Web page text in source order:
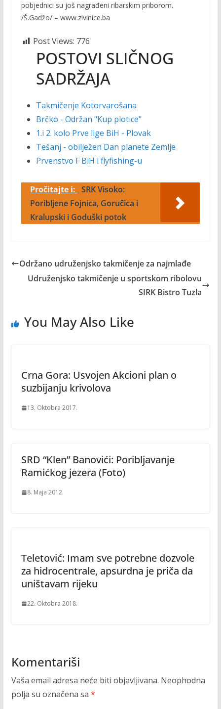
pobjednici su još nagrađeni ribarskim priborom.
/Š.Gadžo/ – www.zivinice.ba
Post Views: 776
POSTOVI SLIČNOG
SADRŽAJA
Takmičenje Kotorvarošana
Brčko - Održan "Kup plotice"
1.i 2. kolo Prve lige BiH - Plovak
Tešanj - obilježen Dan planete Zemlje
Prvenstvo F BiH i flyfishing-u
Pročitajte i: SRK Visoko:
Poribljene Fojnica, Goručica i
Kralupski i Goduški potok
Održano udruženjsko takmičenje za najmlađe
Udruženjsko takmičenje u sportskom ribolovu
SIRK Bistro Tuzla
You May Also Like
Crna Gora: Usvojen Akcioni plan o
suzbijanju krivolova
13. Oktobra 2017.
SRD “Klen” Banovići: Poribljavanje
Ramićkog jezera (Foto)
8. Maja 2012.
Teletović: Imam sve potrebne dozvole
za hidrocentrale, apsurdna je priča da
uništavam rijeku
22. Oktobra 2018.
Komentariši
Vaša email adresa neće biti objavljivana. Neophodna
polja su označena sa *